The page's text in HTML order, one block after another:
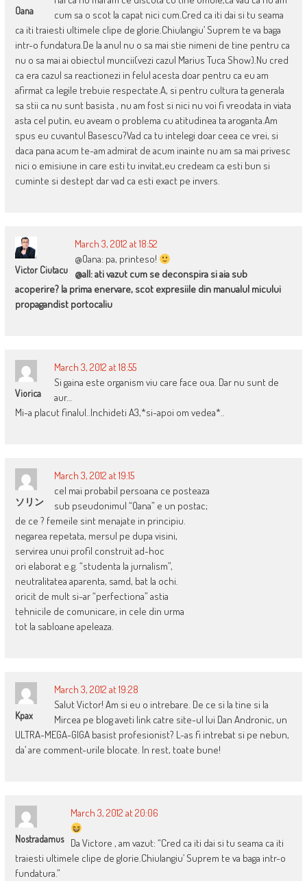
Oana
cum sa o scot la capat nici cum.Cred ca iti dai si tu seama
ca iti traiesti ultimele clipe de glorie.Chiulangiu’ Suprem te va baga
intr-o fundatura.De la anul nu o sa mai stie nimeni de tine pentru ca
nu o sa mai ai obiectul muncii(vezi cazul Marius Tuca Show).Nu cred
ca era cazul sa reactionezi in felul acesta doar pentru ca eu am
afirmat ca legile trebuie respectate.A, si pentru cultura ta generala
sa stii ca nu sunt basista , nu am fost si nici nu voi fi vreodata in viata
asta cel putin, eu aveam o problema cu atitudinea ta aroganta.Am
spus eu cuvantul Basescu?Vad ca tu intelegi doar ceea ce vrei, si
daca pana acum te-am admirat de acum inainte nu am sa mai privesc
nici o emisiune in care esti tu invitat,eu credeam ca esti bun si
cuminte si destept dar vad ca esti exact pe invers.
Victor Ciutacu
March 3, 2012 at 18:52
@Oana: pa, printeso!
@all: ati vazut cum se deconspira si aia sub
acoperire? la prima enervare, scot expresiile din manualul micului
propagandist portocaliu
Viorica
March 3, 2012 at 18:55
Si gaina este organism viu care face oua. Dar nu sunt de
aur…
Mi-a placut finalul..Inchideti A3,*si-apoi om vedea*..
ソリン
March 3, 2012 at 19:15
cel mai probabil persoana ce posteaza
sub pseudonimul “Oana” e un postac;
de ce ? femeile sint menajate in principiu.
negarea repetata, mersul pe dupa visini,
servirea unui profil construit ad-hoc
ori elaborat e.g. “studenta la jurnalism”,
neutralitatea aparenta, samd, bat la ochi.
oricit de mult si-ar “perfectiona” astia
tehnicile de comunicare, in cele din urma
tot la sabloane apeleaza.
Kpax
March 3, 2012 at 19:28
Salut Victor! Am si eu o intrebare. De ce si la tine si la
Mircea pe blog aveti link catre site-ul lui Dan Andronic, un
ULTRA-MEGA-GIGA basist profesionist? L-as fi intrebat si pe nebun,
da’ are comment-urile blocate. In rest, toate bune!
Nostradamus
March 3, 2012 at 20:06
Da Victore , am vazut: “Cred ca iti dai si tu seama ca iti
traiesti ultimele clipe de glorie.Chiulangiu’ Suprem te va baga intr-o
fundatura.”